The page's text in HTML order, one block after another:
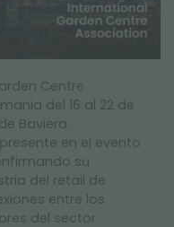
Centre
del 16 al 22 de
Baviera.
en el evento
su
del retail de
entre los
del sector.